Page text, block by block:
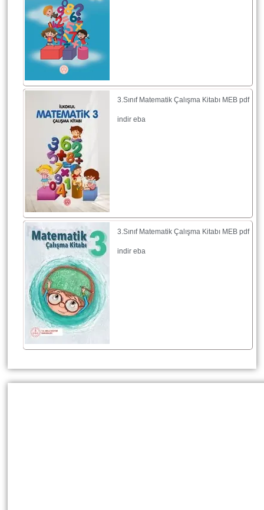
3.Sınıf Matematik Çalışma Kitabı MEB pdf
indir eba
3.Sınıf Matematik Çalışma Kitabı MEB pdf
indir eba